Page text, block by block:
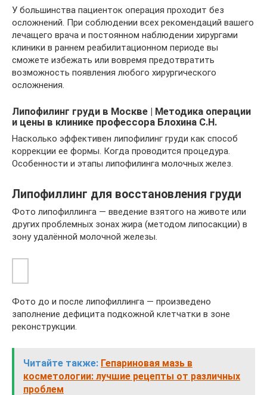
У большинства пациенток операция проходит без
осложнений. При соблюдении всех рекомендаций вашего
лечащего врача и постоянном наблюдении хирургами
клиники в раннем реабилитационном периоде вы
сможете избежать или вовремя предотвратить
возможность появления любого хирургического
осложнения.
Липофилинг груди в Москве | Методика операции
и цены в клинике профессора Блохина С.Н.
Насколько эффективен липофилинг груди как способ
коррекции ее формы. Когда проводится процедура.
Особенности и этапы липофилинга молочных желез.
Липофиллинг для восстановления груди
Фото липофиллинга — введение взятого на животе или
других проблемных зонах жира (методом липосакции) в
зону удалённой молочной железы.
Фото до и после липофиллинга — произведено
заполнение дефицита подкожной клетчатки в зоне
реконструкции.
Читайте также: Гепариновая мазь в
косметологии: лучшие рецепты от различных
проблем